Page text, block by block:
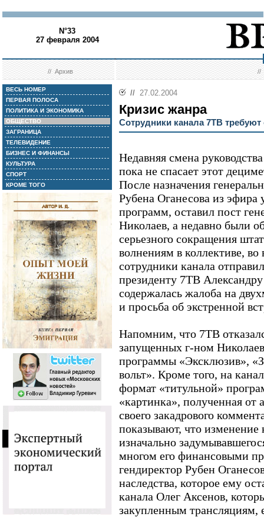
N°33
27 февраля 2004
//Архив //
ВЕСЬ НОМЕР
ПЕРВАЯ ПОЛОСА
ПОЛИТИКА И ЭКОНОМИКА
ОБЩЕСТВО
ЗАГРАНИЦА
ТЕЛЕВИДЕНИЕ
БИЗНЕС И ФИНАНСЫ
КУЛЬТУРА
СПОРТ
КРОМЕ ТОГО
// 27.02.2004
Кризис жанра
Сотрудники канала 7ТВ
Недавняя смена
пока не спасает этот
После назначения
Рубена Оганесова из эфира
программ, оставил пост
Николаев, а недавно были
серьезного сокращения
волнениям в коллективе, во
сотрудники канала
президенту 7ТВ
содержалась жалоба на
и просьба об экстренной
Напомним, что 7ТВ
запущенных г-ном
программы «Эксклюзив»,
вольт». Кроме того, на
формат «титульной»
«картинка», полученная от
своего закадрового
показывают, что изменение
изначально
многом его финансовыми
гендиректор Рубен
наследства, которое ему
канала Олег Аксенов,
закупленным трансляциям,